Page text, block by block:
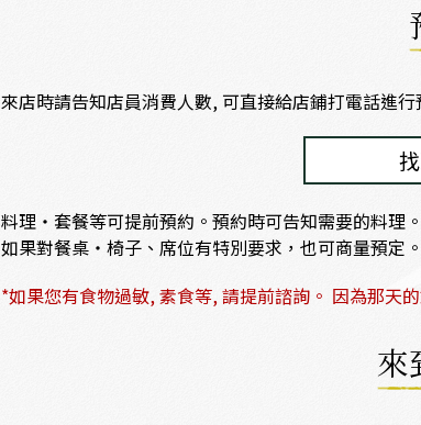
來店時請告知店員消費人數, 可直接給店鋪打電話進
料理・套餐等可提前預約。預約時可告知需要的料理
如果對餐桌・椅子、席位有特別要求，也可商量預定。
*如果您有食物過敏, 素食等, 請提前諮詢。 因為那天
來